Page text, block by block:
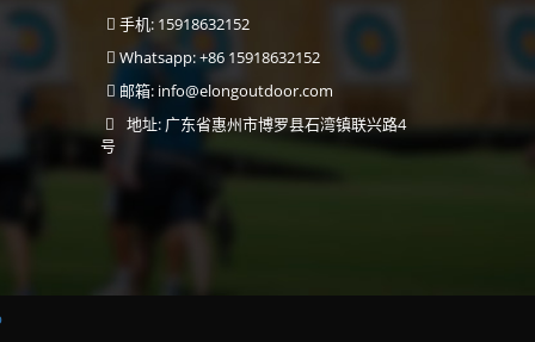
手机: 15918632152
Whatsapp: +86 15918632152
邮箱: info@elongoutdoor.com
地址: 广东省惠州市博罗县石湾镇联兴路4
号